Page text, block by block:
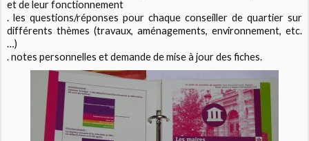
et de leur fonctionnement
. les questions/réponses pour chaque conseiller de quartier sur
différents thèmes (travaux, aménagements, environnement, etc.
…)
. notes personnelles et demande de mise à jour des fiches.